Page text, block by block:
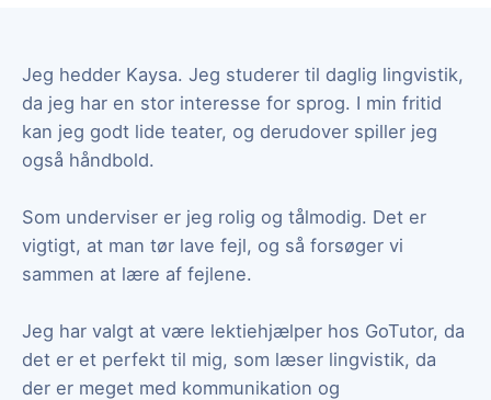
Jeg hedder Kaysa. Jeg studerer til daglig lingvistik,
da jeg har en stor interesse for sprog. I min fritid
kan jeg godt lide teater, og derudover spiller jeg
også håndbold.
Som underviser er jeg rolig og tålmodig. Det er
vigtigt, at man tør lave fejl, og så forsøger vi
sammen at lære af fejlene.
Jeg har valgt at være lektiehjælper hos GoTutor, da
det er et perfekt til mig, som læser lingvistik, da
der er meget med kommunikation og